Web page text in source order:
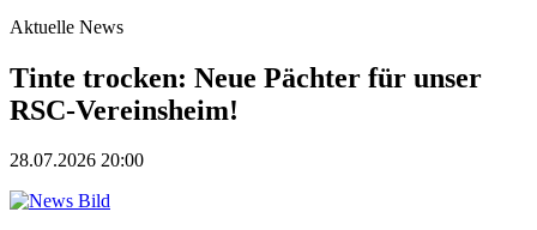
Aktuelle News
Tinte trocken: Neue Pächter für unser
RSC-Vereinsheim!
28.07.2026 20:00